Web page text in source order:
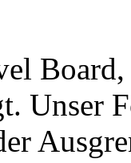
Unser